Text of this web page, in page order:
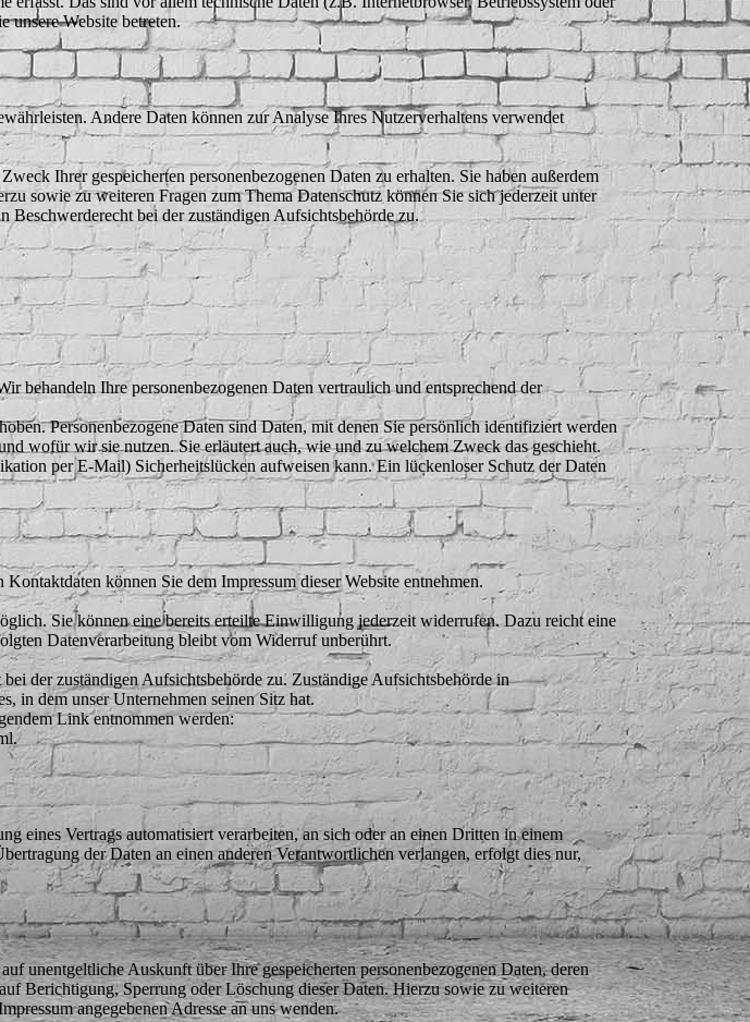
unsere Website betreten.
Andere Daten können zur Analyse Ihres Nutzerverhaltens verwendet
Ihrer gespeicherten personenbezogenen Daten zu erhalten. Sie haben außerdem
sowie zu weiteren Fragen zum Thema Datenschutz können Sie sich jederzeit unter
Beschwerderecht bei der zuständigen Aufsichtsbehörde zu.
behandeln Ihre personenbezogenen Daten vertraulich und entsprechend der
Personenbezogene Daten sind Daten, mit denen Sie persönlich identifiziert werden
wofür wir sie nutzen. Sie erläutert auch, wie und zu welchem Zweck das geschieht.
per E-Mail) Sicherheitslücken aufweisen kann. Ein lückenloser Schutz der Daten
können Sie dem Impressum dieser Website entnehmen.
Sie können eine bereits erteilte Einwilligung jederzeit widerrufen. Dazu reicht eine
Datenverarbeitung bleibt vom Widerruf unberührt.
der zuständigen Aufsichtsbehörde zu. Zuständige Aufsichtsbehörde in
in dem unser Unternehmen seinen Sitz hat.
Link entnommen werden:
Vertrags automatisiert verarbeiten, an sich oder an einen Dritten in einem
der Daten an einen anderen Verantwortlichen verlangen, erfolgt dies nur,
unentgeltliche Auskunft über Ihre gespeicherten personenbezogenen Daten, deren
Berichtigung, Sperrung oder Löschung dieser Daten. Hierzu sowie zu weiteren
angegebenen Adresse an uns wenden.